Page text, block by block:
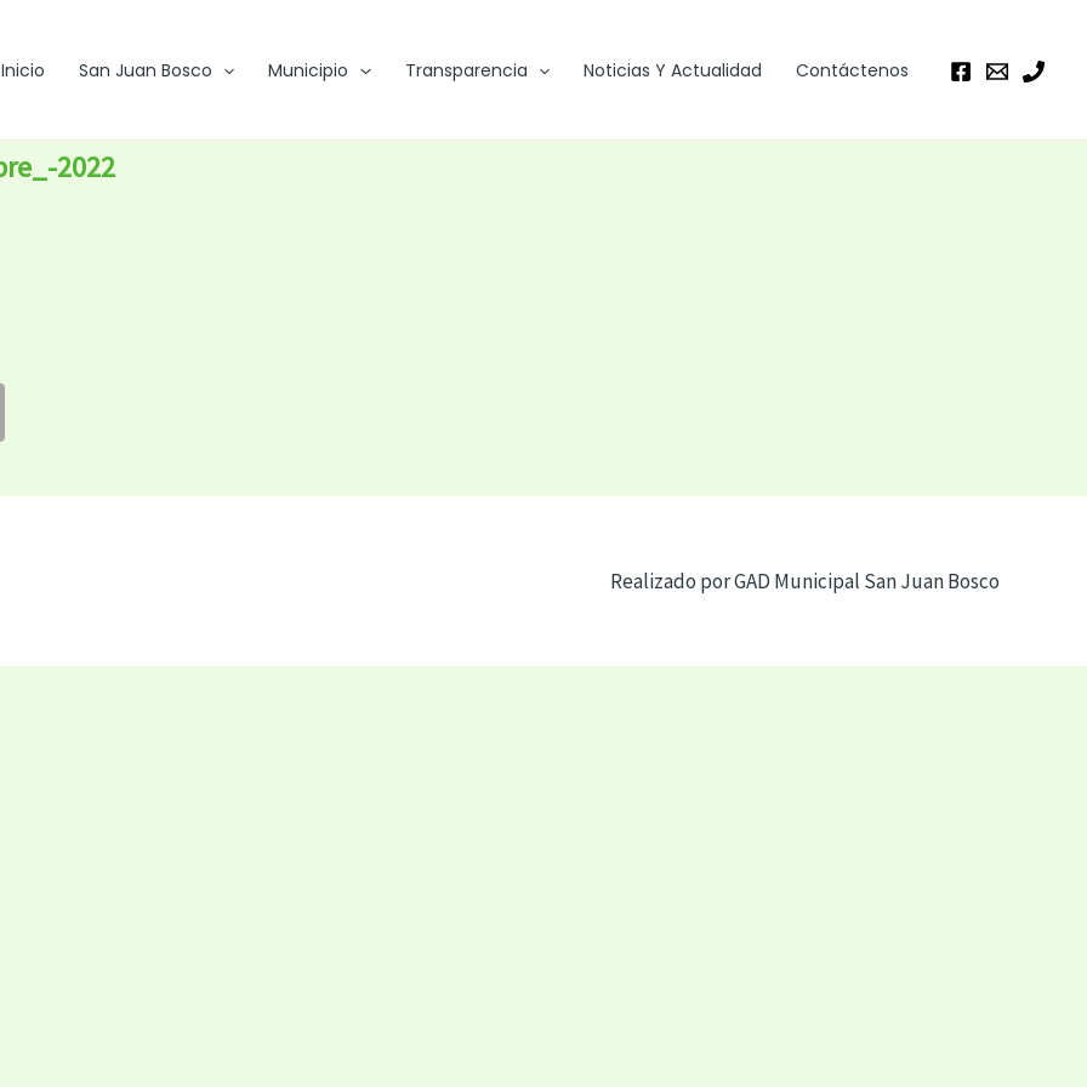
Inicio San Juan Bosco Municipio Transparencia Noticias Y Actualidad Contáctenos
2022
Realizado por GAD Municipal San Juan Bosco